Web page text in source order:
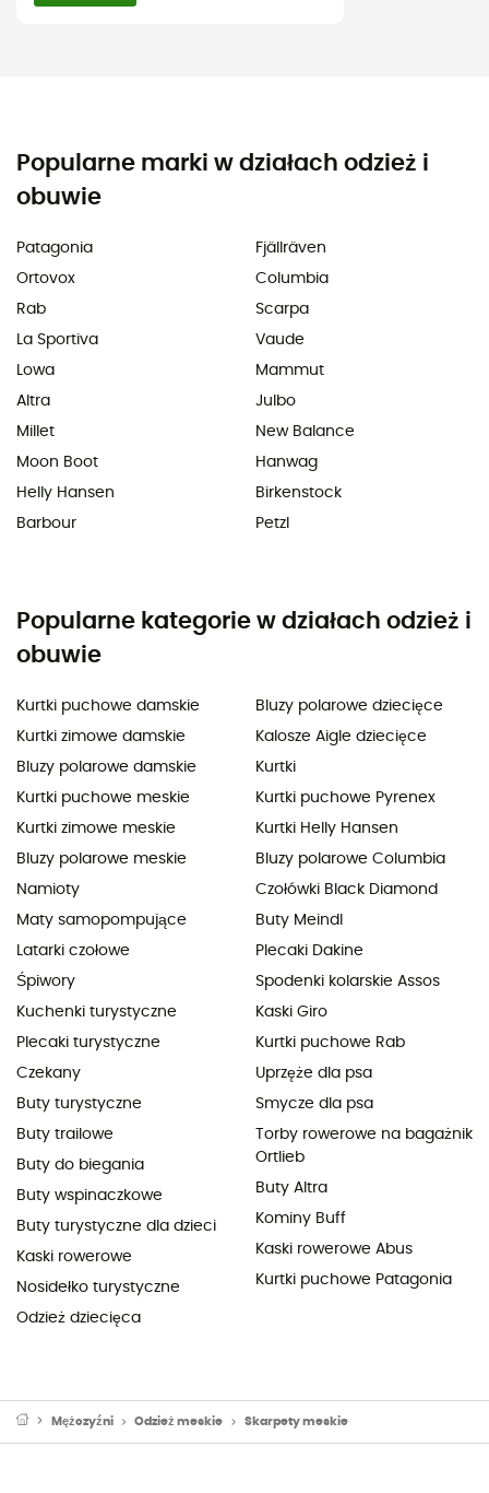
Popularne marki w działach odzież i
obuwie
Patagonia
Ortovox
Rab
La Sportiva
Lowa
Altra
Millet
Moon Boot
Helly Hansen
Barbour
Fjällräven
Columbia
Scarpa
Vaude
Mammut
Julbo
New Balance
Hanwag
Birkenstock
Petzl
Popularne kategorie w działach odzież i
obuwie
Kurtki puchowe damskie
Kurtki zimowe damskie
Bluzy polarowe damskie
Kurtki puchowe meskie
Kurtki zimowe meskie
Bluzy polarowe meskie
Namioty
Maty samopompujące
Latarki czołowe
Śpiwory
Kuchenki turystyczne
Plecaki turystyczne
Czekany
Buty turystyczne
Buty trailowe
Buty do biegania
Buty wspinaczkowe
Buty turystyczne dla dzieci
Kaski rowerowe
Nosidełko turystyczne
Odzież dziecięca
Bluzy polarowe dziecięce
Kalosze Aigle dziecięce
Kurtki
Kurtki puchowe Pyrenex
Kurtki Helly Hansen
Bluzy polarowe Columbia
Czołówki Black Diamond
Buty Meindl
Plecaki Dakine
Spodenki kolarskie Assos
Kaski Giro
Kurtki puchowe Rab
Uprzęże dla psa
Smycze dla psa
Torby rowerowe na bagażnik
Ortlieb
Buty Altra
Kominy Buff
Kaski rowerowe Abus
Kurtki puchowe Patagonia
Mężczyźni Odzież meskie Skarpety meskie